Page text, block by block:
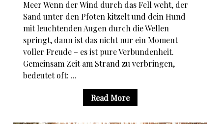
Meer Wenn der Wind durch das Fell weht, der
Sand unter den Pfoten kitzelt und dein Hund
mit leuchtenden Augen durch die Wellen
springt, dann ist das nicht nur ein Moment
voller Freude – es ist pure Verbundenheit.
Gemeinsam Zeit am Strand zu verbringen,
bedeutet oft: ...
Read More